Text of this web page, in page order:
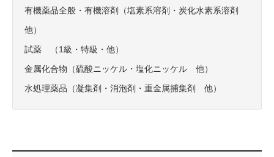
有機薬品全般・有機溶剤（塩素系溶剤・炭化水素系溶剤
他）
試薬 （1級・特級・他）
金属化合物（硫酸ニッケル・塩化ニッケル 他）
水処理薬品（凝集剤・消泡剤・重金属捕集剤 他）